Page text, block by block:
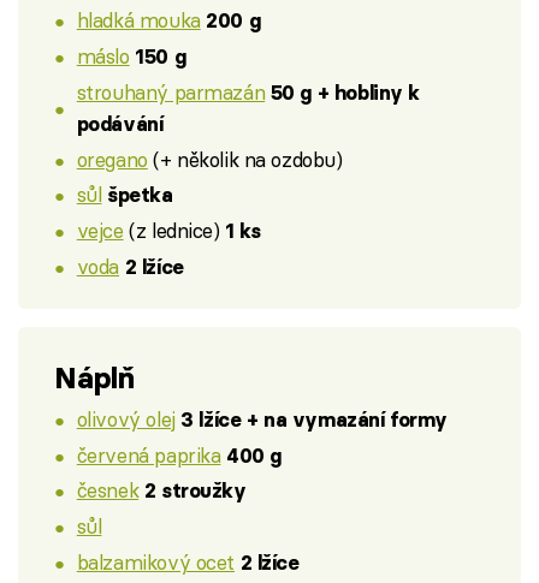
hladká mouka 200 g
máslo 150 g
strouhaný parmazán 50 g + hobliny k
podávání
oregano (+ několik na ozdobu)
sůl špetka
vejce (z lednice) 1 ks
voda 2 lžíce
Náplň
olivový olej 3 lžíce + na vymazání formy
červená paprika 400 g
česnek 2 stroužky
sůl
balzamikový ocet 2 lžíce